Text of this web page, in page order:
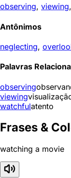
observing, viewing,
Antônimos
neglecting,
Palavras
observing
viewing
watchfulatento
Frases &
watching a movie